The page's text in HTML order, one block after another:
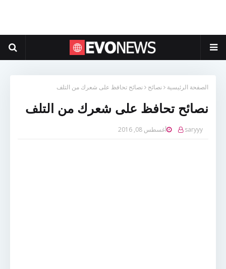
الصفحة الرئيسية نصائح نصائح تحافظ على شعرك من التلف
نصائح تحافظ على شعرك من التلف
saryyy أغسطس 08, 2016